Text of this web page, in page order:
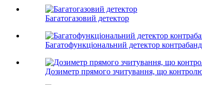
Багатогазовий детектор
Багатофункціональний детектор
Дозиметр прямого зчитування, що